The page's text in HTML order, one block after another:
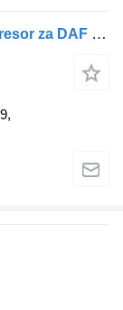
WABCO 9115051507 pneumatski kompresor za DAF VOLVO SCANIA RENAULT kamiona